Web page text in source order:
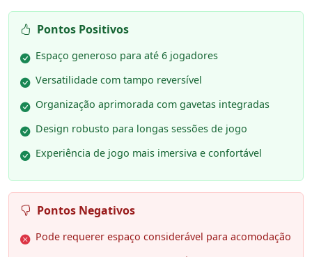
Pontos Positivos
Espaço generoso para até 6 jogadores
Versatilidade com tampo reversível
Organização aprimorada com gavetas integradas
Design robusto para longas sessões de jogo
Experiência de jogo mais imersiva e confortável
Pontos Negativos
Pode requerer espaço considerável para acomodação